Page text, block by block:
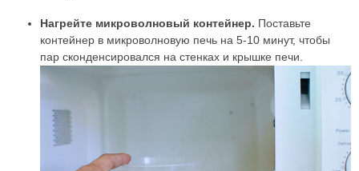
Нагрейте микроволновый контейнер. Поставьте
контейнер в микроволновую печь на 5-10 минут, чтобы
пар сконденсировался на стенках и крышке печи.